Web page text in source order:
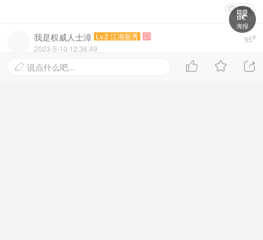
回复
95#
我是权威人士漳 Lv.2 江湖新秀 
2023-5-10 12:36:49
走得最慢的人，只要他不丧失目标，也比漫无目的地徘

海报



 说点什么吧...